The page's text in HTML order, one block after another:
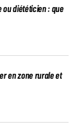
ou diététicien : que
en zone rurale et